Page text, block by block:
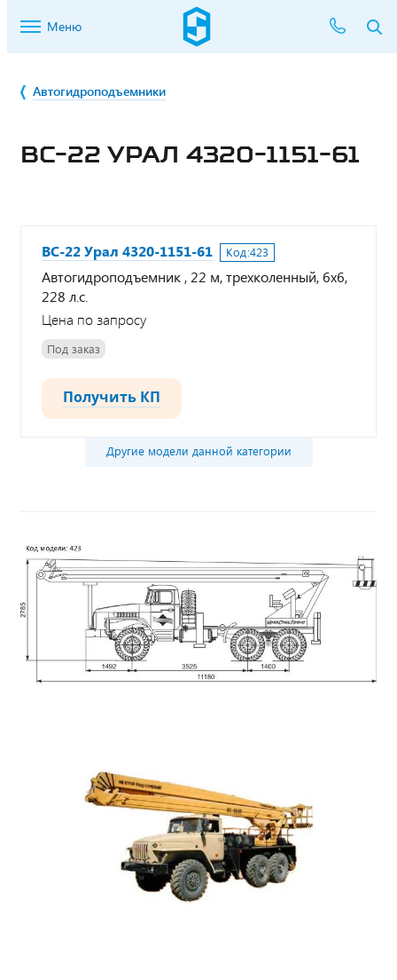
Меню
Автогидроподъемники
ВС-22 УРАЛ 4320-1151-61
ВС-22 Урал 4320-1151-61 Код:423
Автогидроподъемник , 22 м, трехколенный, 6х6,
228 л.с.
Цена по запросу
Под заказ
Получить КП
Другие модели данной категории